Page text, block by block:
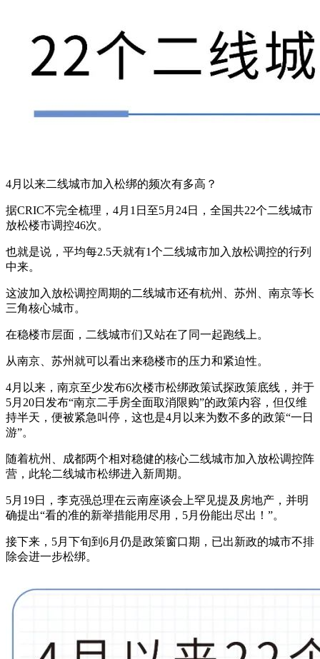
4月以来二线城市加入松绑的频次有多高？
据CRIC不完全梳理，4月1日至5月24日，全国共22个二线城市
放松楼市调控46次。
也就是说，平均每2.5天就有1个二线城市加入放松调控的行列
中来。
这波加入放松调控周期的二线城市还有杭州、苏州、南京等长
三角核心城市。
在稳楼市层面，二线城市们又站在了同一起跑线上。
从南京、苏州就可以看出来稳楼市的压力和紧迫性。
4月以来，南京至少发布6次楼市松绑政策试探政策底线，并于
5月20日发布“南京二手房全面取消限购”的政策内容，但仅维
持半天，便被紧急叫停，这也是4月以来为数不多的政策“一日
游”。
随着杭州、成都两个相对稳健的核心二线城市加入放松调控阵
营，此轮二线城市松绑进入新周期。
5月19日，李克强总理在云南座谈会上罕见提及房地产，并明
确提出“看的准的新举措能用尽用，5月份能出尽出！”。
接下来，5月下旬到6月仍是政策窗口期，已出新政的城市不排
除会进一步松绑。